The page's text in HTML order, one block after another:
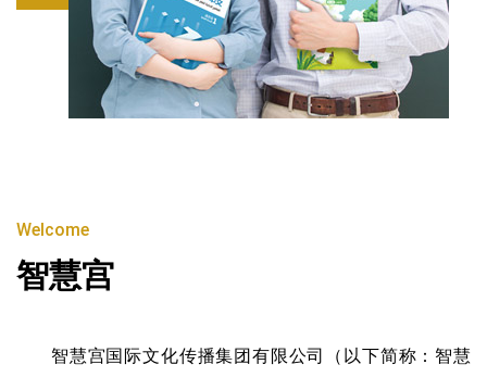
Welcome
智慧宫
智慧宫国际文化传播集团有限公司（以下简称：智慧